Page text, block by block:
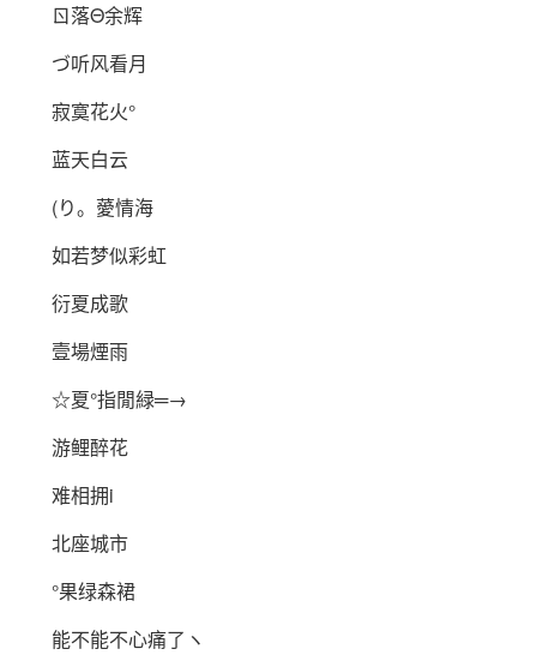
ㄖ落Θ余辉
づ听风看月
寂寞花火°
蓝天白云
(り。薆情海
如若梦似彩虹
衍夏成歌
壹場煙雨
☆夏°指閒緑═→
游鲤醉花
难相拥i
北座城市
°果绿森裙
能不能不心痛了ヽ